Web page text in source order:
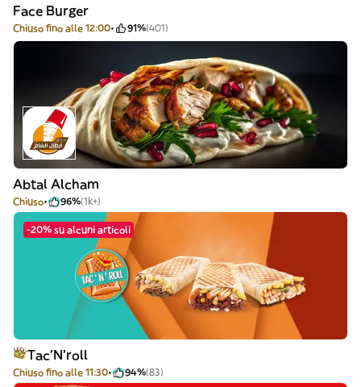
Face Burger
Chiuso fino alle 12:00 91%(401)
Abtal Alcham
Chiuso 96%(1k+)
-20% su alcuni articoli
Tac'N'roll
Chiuso fino alle 11:30 94%(83)